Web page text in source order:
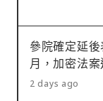
參院確定延
月，加密法
2 days ago